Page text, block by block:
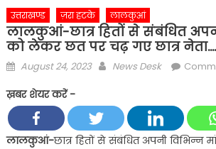
उत्तराखण्ड ज़रा हटके लालकुआं
लालकुआं-छात्र हितों से संबंधित
को लेकर छत पर चढ़ गए छात्र
Posted
August 24, 2023 Author
News Desk
ख़बर शेयर करें -
लालकुआं-छात्र हितों से संबंधित अपनी विभिन्न